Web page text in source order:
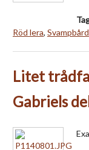
Röd lera, Svampbård
Litet
Gabriels